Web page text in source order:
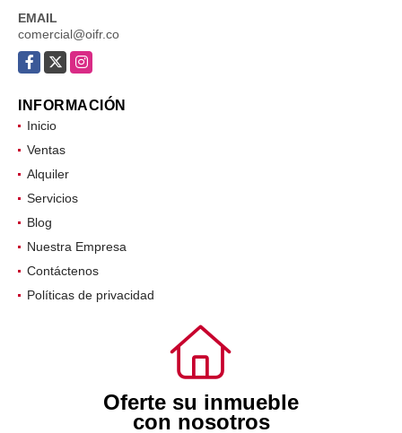
EMAIL
comercial@oifr.co
Facebook
X Instagram
INFORMACIÓN
Inicio
Ventas
Alquiler
Servicios
Blog
Nuestra Empresa
Contáctenos
Políticas de privacidad
Oferte su inmueble
con nosotros